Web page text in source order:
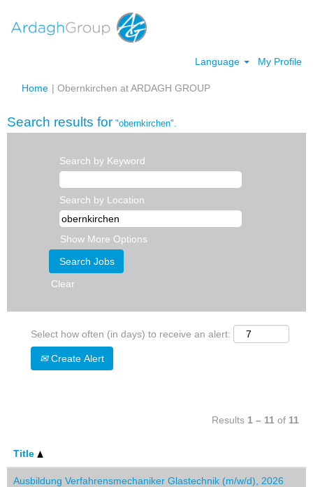
Language My Profile
Home | Obernkirchen at ARDAGH GROUP(current
Search results for "obernkirchen".
Search by Keyword
Search by Location
Show More Options
Clear
Select how often (in days) to receive an alert:
Create Alert
Results 1 – 11 of 11
Title
Ausbildung Verfahrensmechaniker Glastechnik (m/w/d), 2026